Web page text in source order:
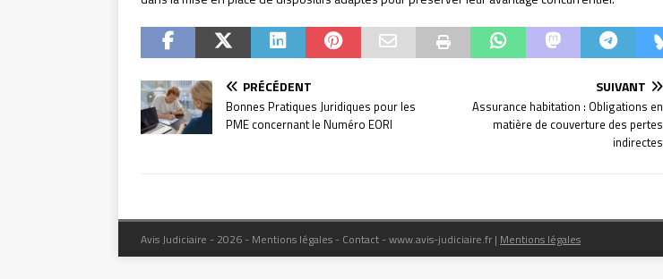
PRÉCÉDENT
Bonnes Pratiques Juridiques pour les
PME concernant le Numéro EORI
SUIVANT
Assurance habitation : Obligations en
matière de couverture des pertes
indirectes
Avis Judiciaire - 2026 - Mentions légales - Contact - www.avis-judiciaire.fr | Mentions légales